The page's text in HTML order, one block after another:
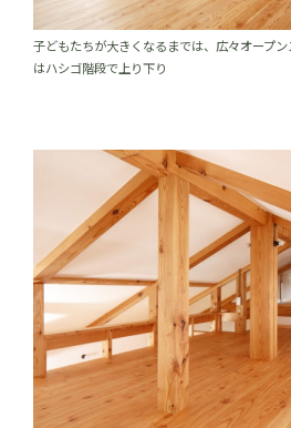
子どもたちが大きくなるまでは、広々オープ
はハシゴ階段で上り下り